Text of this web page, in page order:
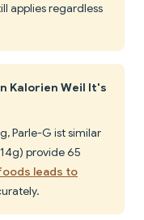
applies regardless
Kalorien Weil It's
Parle-G ist similar
provide 65
leads to